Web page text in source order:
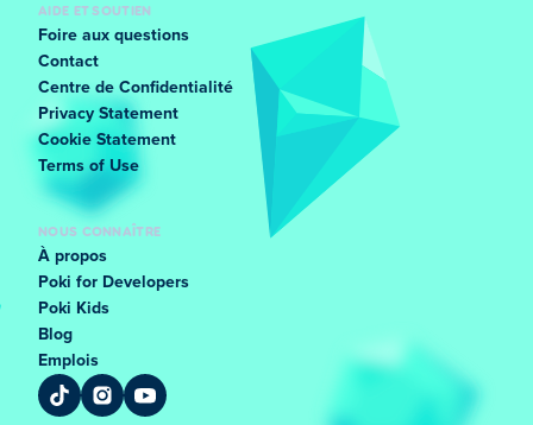
AIDE ET SOUTIEN
Foire aux questions
Contact
Centre de Confidentialité
Privacy Statement
Cookie Statement
Terms of Use
NOUS CONNAÎTRE
À propos
Poki for Developers
Poki Kids
Blog
Emplois